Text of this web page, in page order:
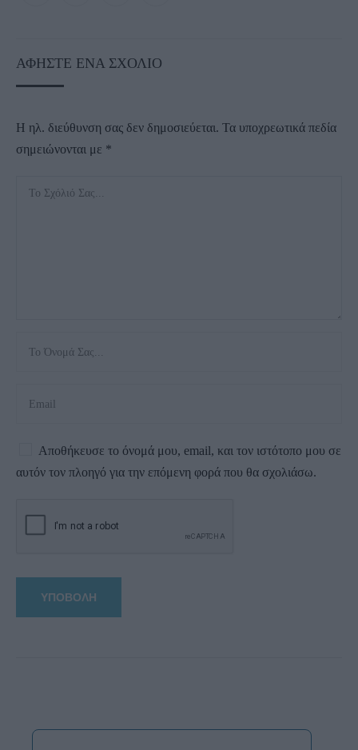
ΑΦΉΣΤΕ ΈΝΑ ΣΧΌΛΙΟ
Η ηλ. διεύθυνση σας δεν δημοσιεύεται. Τα υποχρεωτικά πεδία
σημειώνονται με *
Αποθήκευσε το όνομά μου, email, και τον ιστότοπο μου σε
αυτόν τον πλοηγό για την επόμενη φορά που θα σχολιάσω.